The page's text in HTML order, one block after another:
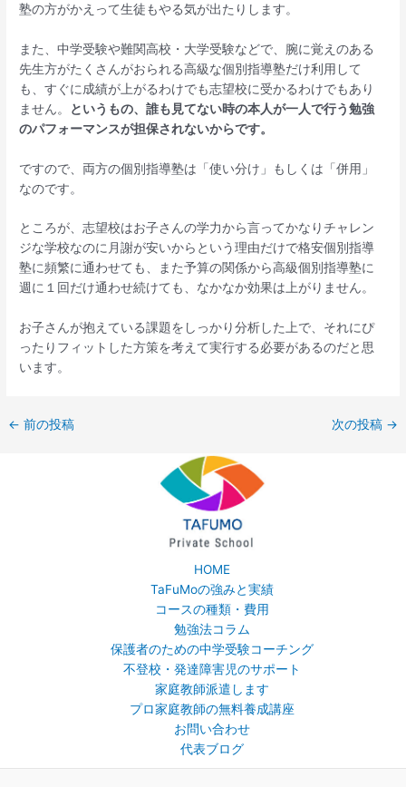
塾の方がかえって生徒もやる気が出たりします。
また、中学受験や難関高校・大学受験などで、腕に覚えのある
先生方がたくさんがおられる高級な個別指導塾だけ利用して
も、すぐに成績が上がるわけでも志望校に受かるわけでもあり
ません。
というもの、誰も見てない時の本人が一人で行う勉強
のパフォーマンスが担保されないからです。
ですので、両方の個別指導塾は「使い分け」もしくは「併用」
なのです。
ところが、志望校はお子さんの学力から言ってかなりチャレン
ジな学校なのに月謝が安いからという理由だけで格安個別指導
塾に頻繁に通わせても、また予算の関係から高級個別指導塾に
週に１回だけ通わせ続けても、なかなか効果は上がりません。
お子さんが抱えている課題をしっかり分析した上で、それにぴ
ったりフィットした方策を考えて実行する必要があるのだと思
います。
← 前の投稿 次の投稿 →
HOME
TaFuMoの強みと実績
コースの種類・費用
勉強法コラム
保護者のための中学受験コーチング
不登校・発達障害児のサポート
家庭教師派遣します
プロ家庭教師の無料養成講座
お問い合わせ
代表ブログ